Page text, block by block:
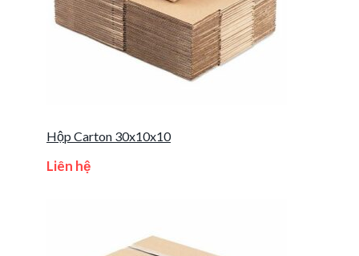
Hộp Carton 30x10x10
Liên hệ